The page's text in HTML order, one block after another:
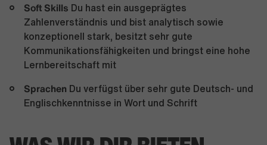
Soft Skills Du hast ein ausgeprägtes
Zahlenverständnis und bist analytisch sowie
konzeptionell stark, besitzt sehr gute
Kommunikationsfähigkeiten und bringst eine hohe
Lernbereitschaft mit
Sprachen Du verfügst über sehr gute Deutsch- und
Englischkenntnisse in Wort und Schrift